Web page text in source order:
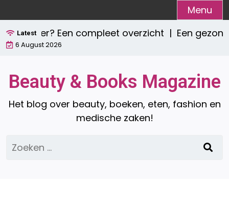
naar
de
inhoud
Menu
Latest
zijn er? Een compleet overzicht |Een gezond
6 August 2026
Beauty & Books Magazine
Het blog over beauty, boeken, eten, fashion en
medische zaken!
Zoeken
naar: